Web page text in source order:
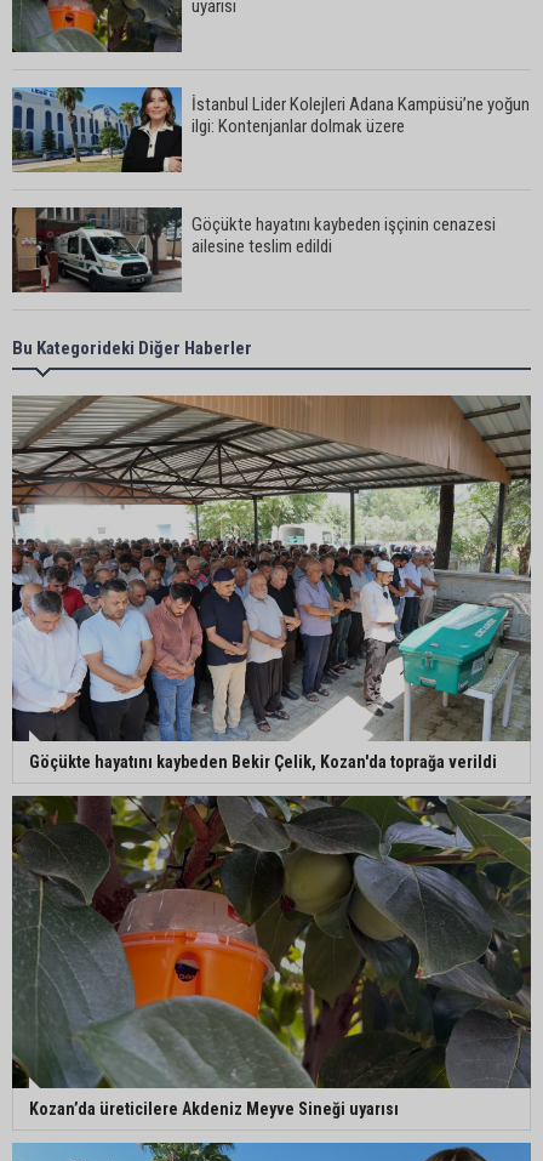
uyarısı
İstanbul Lider Kolejleri Adana Kampüsü’ne yoğun
ilgi: Kontenjanlar dolmak üzere
Göçükte hayatını kaybeden işçinin cenazesi
ailesine teslim edildi
Yumurtalık Belediye Başkanı Erdinç Altıok: “Ben
bir yere gitmiyorum, partimdeyim”
ASKİ’den mikroplastik iddialarına açıklama:
“Tesis kirliliğin kaynağı değil”
Feke’de mahalle çalışmaları sahada
değerlendirildi
AK Parti Adana İl Başkanı Mustafa Özkan:
"Türkiye Yüzyılına güçlü teşkilatımızla yürüyoruz"
Kozan’da Yaz Konserleri Akdam’da şenliğe
dönüştü
Adana’da sıcaklık alarmı: Hissedilen 43 dereceyi
bulacak
Bu Kategorideki Diğer Haberler
Göçükte hayatını kaybeden Bekir Çelik, Kozan'da toprağa verildi
Kozan’da üreticilere Akdeniz Meyve Sineği uyarısı